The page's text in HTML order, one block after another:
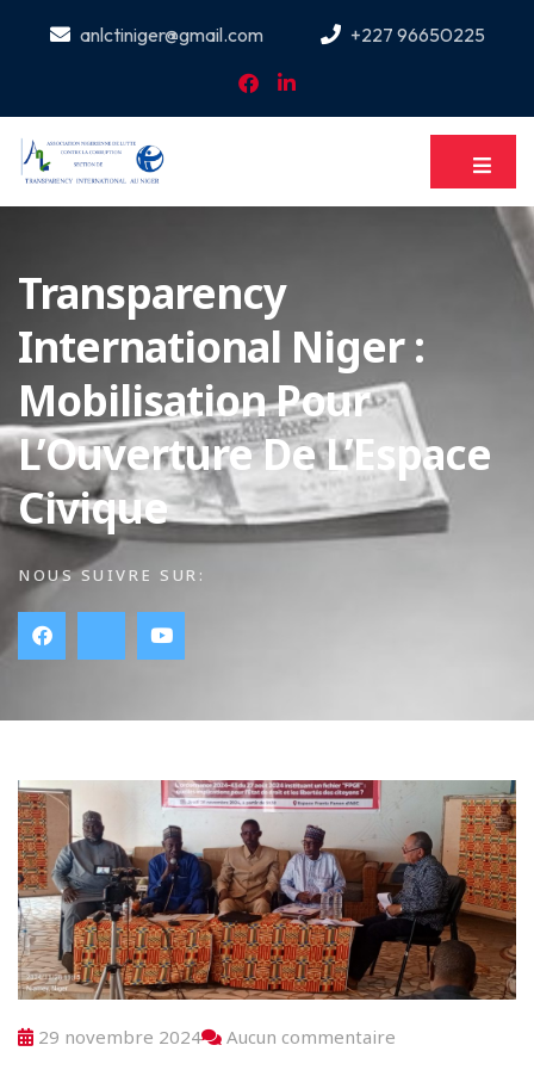
anlctiniger@gmail.com +227 96650225
Transparency
International Niger :
Mobilisation Pour
L’Ouverture De L’Espace
Civique
NOUS SUIVRE SUR:
29 novembre 2024 Aucun commentaire